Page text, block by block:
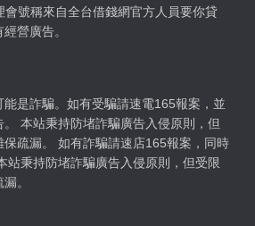
會號稱來自全台借錢網官方人員要你貸
營廣告。
是詐騙。如有受騙請速電165報案，並
本站秉持防堵詐騙廣告入侵原則，但
保疏漏。 如有詐騙請速店165報案，同時
站秉持防堵詐騙廣告入侵原則，但受限
。